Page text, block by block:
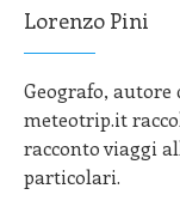
Lorenzo Pini
Geografo, autore
meteotrip.it
racconto viaggi
particolari.